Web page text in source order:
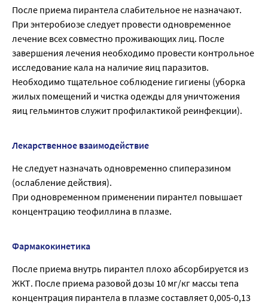
После приема пирантела слабительное не назначают.
При энтеробиозе следует провести одновременное
лечение всех совместно проживающих лиц. После
завершения лечения необходимо провести контрольное
исследование кала на наличие яиц паразитов.
Необходимо тщательное соблюдение гигиены (уборка
жилых помещений и чистка одежды для уничтожения
яиц гельминтов служит профилактикой реинфекции).
Лекарственное взаимодействие
Не следует назначать одновременно спиперазином
(ослабление действия).
При одновременном применении пирантел повышает
концентрацию теофиллина в плазме.
Фармакокинетика
После приема внутрь пирантел плохо абсорбируется из
ЖКТ. После приема разовой дозы 10 мг/кг массы тепа
концентрация пирантела в плазме составляет 0,005-0,13